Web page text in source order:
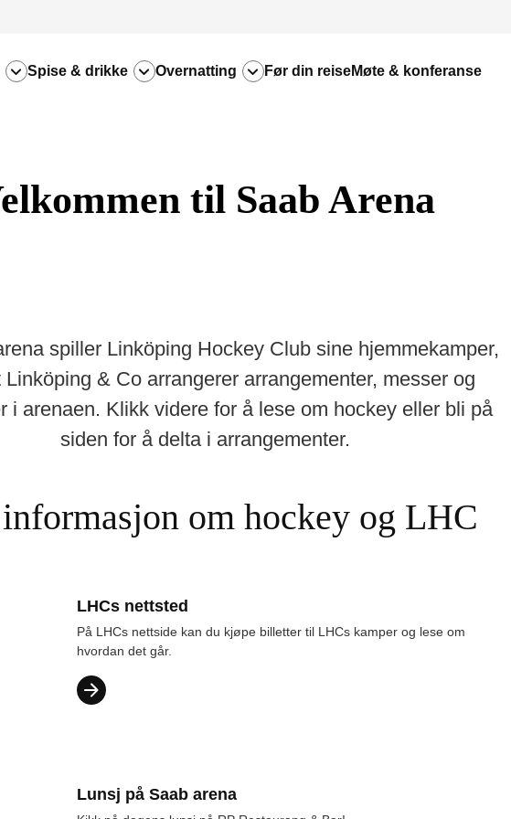
Spise & drikke Overnatting Før din reiseMøte & konferanse
til Saab Arena
spiller Linköping Hockey Club sine hjemmekamper,
& Co arrangerer arrangementer, messer og
i arenaen. Klikk videre for å lese om hockey eller bli på
siden for å delta i arrangementer.
om hockey og LHC
LHCs nettsted
På LHCs nettside kan du kjøpe billetter til LHCs kamper og lese om
hvordan det går.
Lunsj på Saab arena